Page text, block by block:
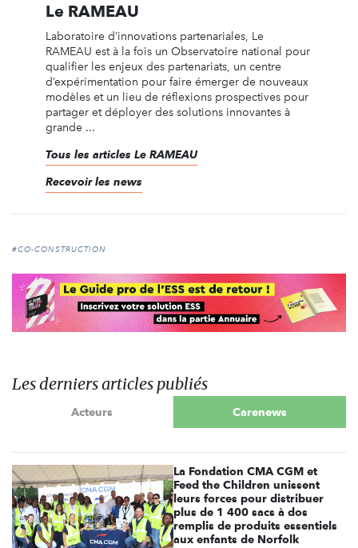
Le RAMEAU
Laboratoire d’innovations partenariales, Le
RAMEAU est à la fois un Observatoire national pour
qualifier les enjeux des partenariats, un centre
d’expérimentation pour faire émerger de nouveaux
modèles et un lieu de réflexions prospectives pour
partager et déployer des solutions innovantes à
grande ...
Tous les articles Le RAMEAU
Recevoir les news
#CO-CONSTRUCTION
Les derniers articles publiés
Acteurs Carenews
La Fondation CMA CGM et
Feed the Children unissent
leurs forces pour distribuer
plus de 1 400 sacs à dos
remplis de produits essentiels
aux enfants de Norfolk